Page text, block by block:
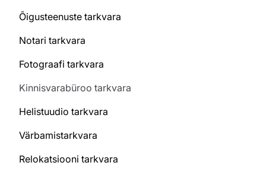
Õigusteenuste tarkvara
Notari tarkvara
Fotograafi tarkvara
Kinnisvarabüroo tarkvara
Helistuudio tarkvara
Värbamistarkvara
Relokatsiooni tarkvara